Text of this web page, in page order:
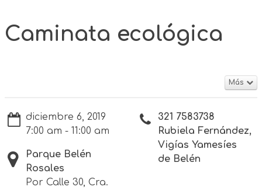
Caminata ecológica
Más
diciembre 6, 2019
7:00 am - 11:00 am
Parque Belén
Rosales
Por Calle 30, Cra.
321 7583738
Rubiela Fernández,
Vigías Yamesíes
de Belén